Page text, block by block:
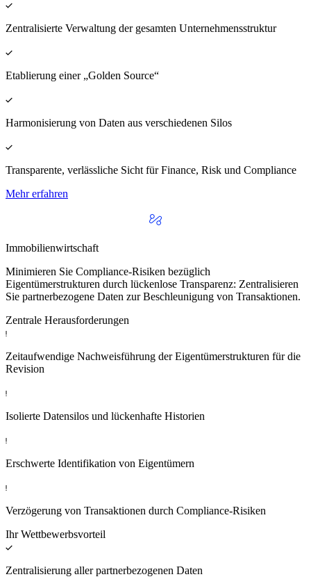
Zentralisierte Verwaltung der gesamten Unternehmensstruktur
Etablierung einer „Golden Source“
Harmonisierung von Daten aus verschiedenen Silos
Transparente, verlässliche Sicht für Finance, Risk und Compliance
Mehr erfahren
Immobilienwirtschaft
Minimieren Sie Compliance-Risiken bezüglich
Eigentümerstrukturen durch lückenlose Transparenz: Zentralisieren
Sie partnerbezogene Daten zur Beschleunigung von Transaktionen.
Zentrale Herausforderungen
Zeitaufwendige Nachweisführung der Eigentümerstrukturen für die
Revision
Isolierte Datensilos und lückenhafte Historien
Erschwerte Identifikation von Eigentümern
Verzögerung von Transaktionen durch Compliance-Risiken
Ihr Wettbewerbsvorteil
Zentralisierung aller partnerbezogenen Daten